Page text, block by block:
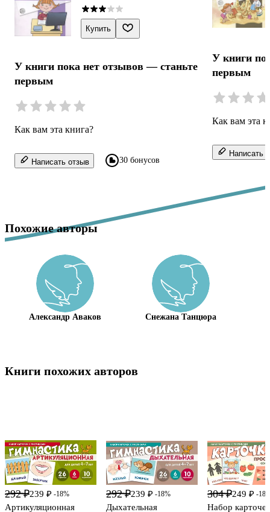
Купить
У книги пока нет отзывов — станьте
первым
Как вам эта книга?
Написать отзыв 30 бонусов
У книги
первым
Как вам эта
Написать
Похожие авторы
Александр Аваков Снежана Танцюра
Книги похожих авторов
292 ₽239 ₽ -18%
Артикуляционная
292 ₽239 ₽ -18%
Дыхательная
304 ₽249 ₽ -
Набор